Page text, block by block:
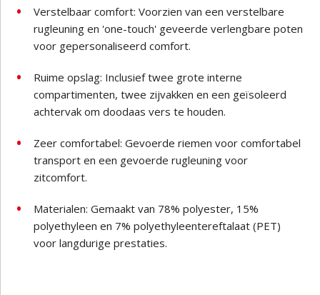
Verstelbaar comfort: Voorzien van een verstelbare
rugleuning en 'one-touch' geveerde verlengbare poten
voor gepersonaliseerd comfort.
Ruime opslag: Inclusief twee grote interne
compartimenten, twee zijvakken en een geïsoleerd
achtervak om doodaas vers te houden.
Zeer comfortabel: Gevoerde riemen voor comfortabel
transport en een gevoerde rugleuning voor
zitcomfort.
Materialen: Gemaakt van 78% polyester, 15%
polyethyleen en 7% polyethyleentereftalaat (PET)
voor langdurige prestaties.